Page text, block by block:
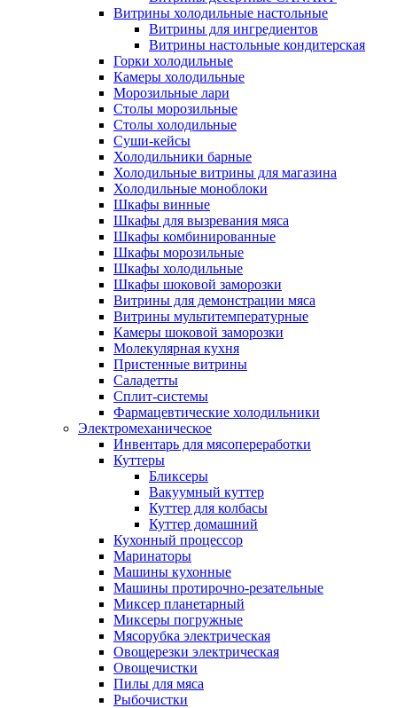
Витрины холодильные настольные
Витрины для ингредиентов
Витрины настольные кондитерская
Горки холодильные
Камеры холодильные
Морозильные лари
Столы морозильные
Столы холодильные
Суши-кейсы
Холодильники барные
Холодильные витрины для магазина
Холодильные моноблоки
Шкафы винные
Шкафы для вызревания мяса
Шкафы комбинированные
Шкафы морозильные
Шкафы холодильные
Шкафы шоковой заморозки
Витрины для демонстрации мяса
Витрины мультитемпературные
Камеры шоковой заморозки
Молекулярная кухня
Пристенные витрины
Саладетты
Сплит-системы
Фармацевтические холодильники
Электромеханическое
Инвентарь для мясопереработки
Куттеры
Бликсеры
Вакуумный куттер
Куттер для колбасы
Куттер домашний
Кухонный процессор
Маринаторы
Машины кухонные
Машины протирочно-резательные
Миксер планетарный
Миксеры погружные
Мясорубка электрическая
Овощерезки электрическая
Овощечистки
Пилы для мяса
Рыбочистки